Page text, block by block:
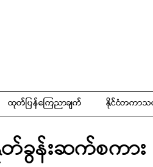
ထုတ်ပြန်ကြေညာချက် နိုင်ငံတကာသ
နှုတ်ခွန်းဆက်စကား